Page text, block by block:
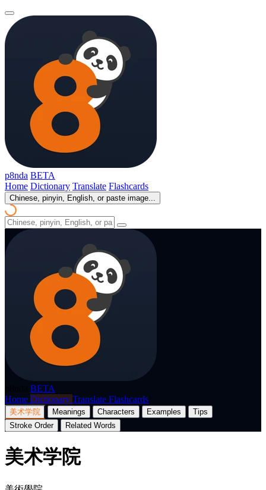
p8nda BETA
Home Dictionary Translate Flashcards
Chinese, pinyin, English, or paste image...
BETA
Home Dictionary Translate Flashcards
美术学院 Meanings Characters Examples
Tips
Stroke Order
Related Words
美术学院